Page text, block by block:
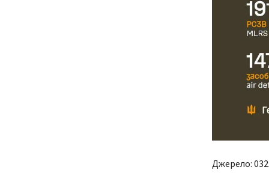
Джерело: